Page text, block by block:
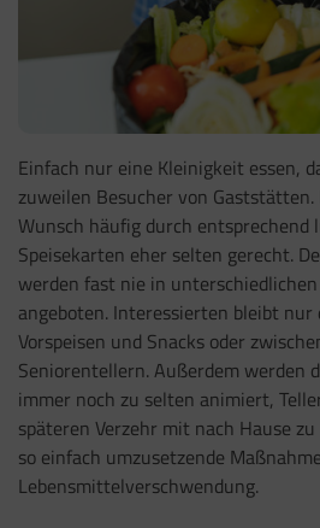
Einfach nur eine Kleinigkeit essen,
zuweilen Besucher von
Wunsch häufig durch entsprechend
Speisekarten eher selten gerecht.
werden fast nie in
angeboten. Interessierten bleibt nur
Vorspeisen und Snacks oder
Seniorentellern. Außerdem werden
immer noch zu selten animiert,
späteren Verzehr mit nach Hause
so einfach umzusetzende
Lebensmittelverschwendung.